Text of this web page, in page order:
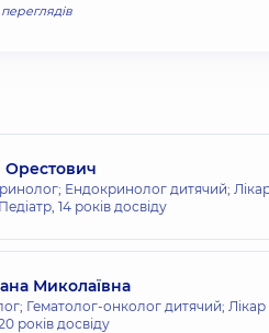
Орестович
Ендокринолог дитячий;
14 років досвіду
Миколаївна
Гематолог-онколог дитячий; Лікар
років досвіду